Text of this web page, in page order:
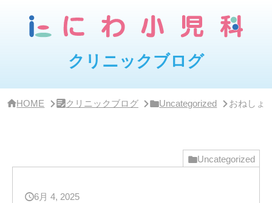
クリニックブログ
HOME クリニックブログ Uncategorized おねしょ
Uncategorized
6月 4, 2025